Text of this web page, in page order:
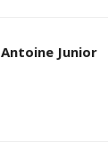
Antoine Junior